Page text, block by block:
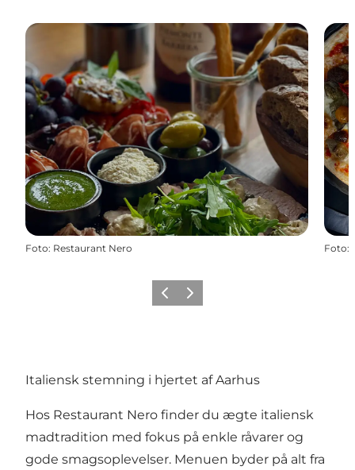
Foto: Restaurant Nero Foto:
ForrigeNæste
Italiensk stemning i hjertet af Aarhus
Hos Restaurant Nero finder du ægte italiensk
madtradition med fokus på enkle råvarer og
gode smagsoplevelser. Menuen byder på alt fra